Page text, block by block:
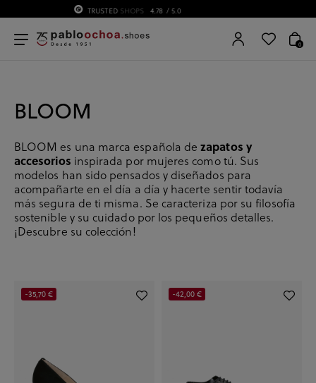
75 ANIVERSARIO | Desde 1951 pabloochoa.shoes
0
BLOOM
BLOOM es una marca española dezapatos y
accesorios inspirada por mujeres como tú. Sus
modelos han sido pensados y diseñados para
acompañarte en el día a día y hacerte sentir todavía
más segura de ti misma. Se caracteriza por su filosofía
sostenible y su cuidado por los pequeños detalles.
¡Descubre su colección!
-35,70 € -42,00 €